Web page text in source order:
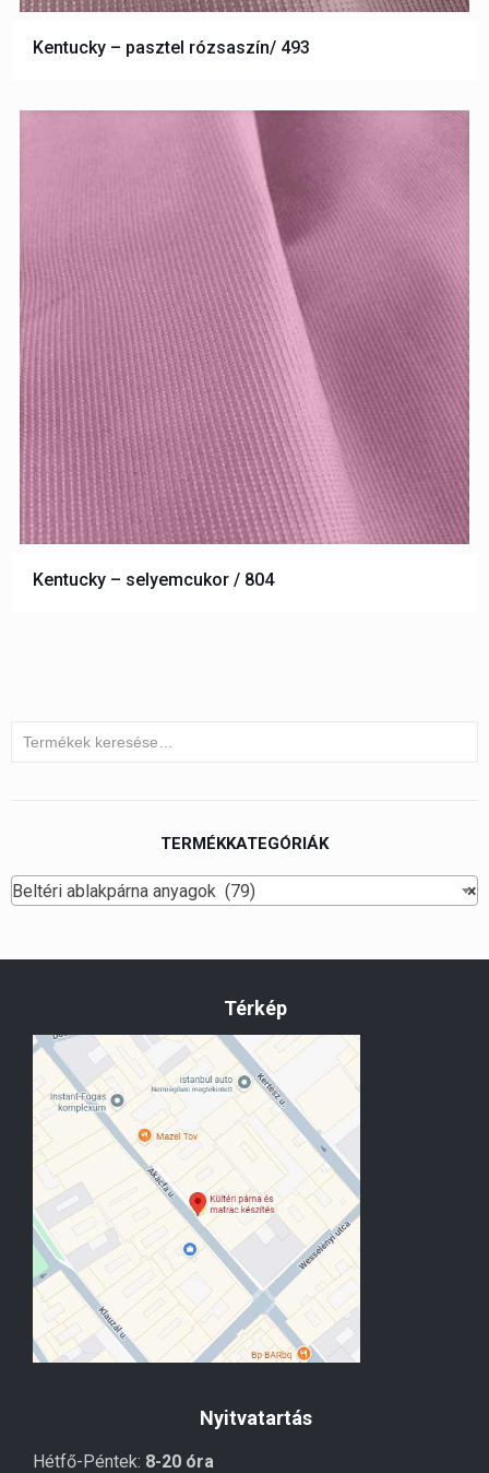
Kentucky – pasztel rózsaszín/ 493
Kentucky – selyemcukor / 804
TERMÉKKATEGÓRIÁK
×
Beltéri ablakpárna anyagok (79)
Térkép
Nyitvatartás
Hétfő-Péntek: 8-20 óra